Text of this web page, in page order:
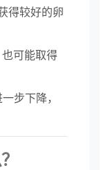
得较好的卵
可能取得
步下降，